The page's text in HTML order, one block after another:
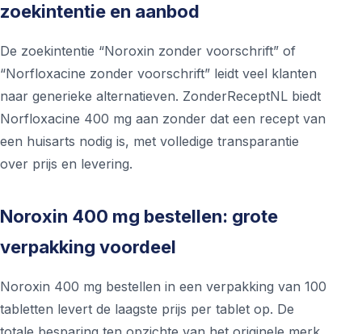
zoekintentie en aanbod
De zoekintentie “Noroxin zonder voorschrift” of
“Norfloxacine zonder voorschrift” leidt veel klanten
naar generieke alternatieven. ZonderReceptNL biedt
Norfloxacine 400 mg aan zonder dat een recept van
een huisarts nodig is, met volledige transparantie
over prijs en levering.
Noroxin 400 mg bestellen: grote
verpakking voordeel
Noroxin 400 mg bestellen in een verpakking van 100
tabletten levert de laagste prijs per tablet op. De